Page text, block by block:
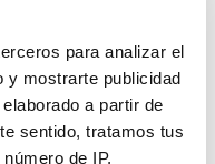
para analizar el
y mostrarte publicidad
a partir de
sentido, tratamos tus
de IP,
con el